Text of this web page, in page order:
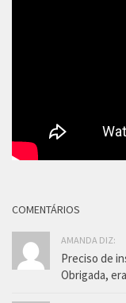
COMENTÁRIOS
AMANDA DIZ:
Preciso de
Obrigada,